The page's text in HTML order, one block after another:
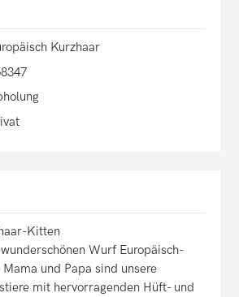
Kurzhaar
Kitten
Wurf Europäisch-
und Papa sind unsere
mit hervorragenden Hüft- und